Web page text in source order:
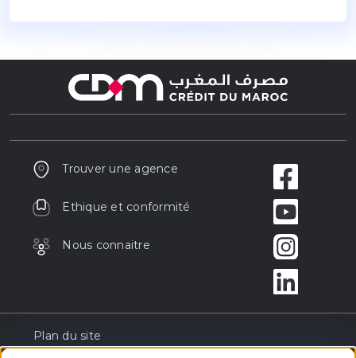
Trouver une agence
Ethique et conformité
Nous connaitre
Plan du site